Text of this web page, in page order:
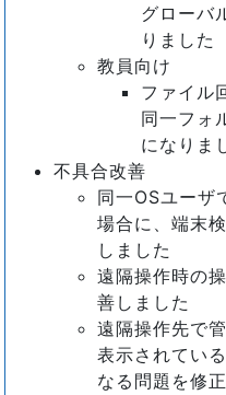
グローバ
りました
教員向け
ファイル
同一フォ
になりま
不具合改善
同一OSユーザ
場合に、端末
しました
遠隔操作時の
善しました
遠隔操作先で
表示されてい
なる問題を修